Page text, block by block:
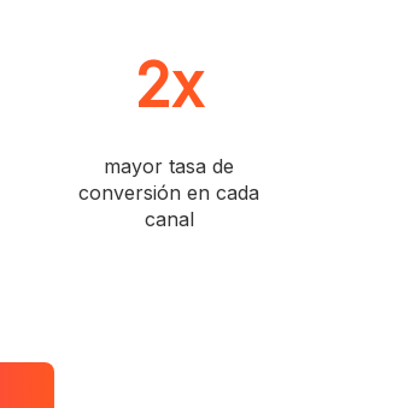
2x
mayor tasa de
conversión en cada
canal